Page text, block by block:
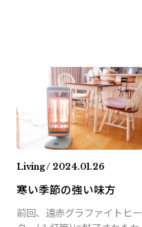
Living / 2024.01.26
寒い季節の強い味方
前回、遠赤グラファイトヒー